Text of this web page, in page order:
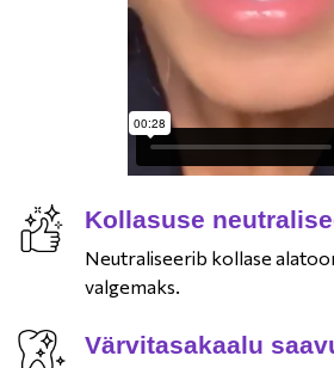
Kollasuse
Neutraliseerib kollase
valgemaks.
Värvitasakaalu